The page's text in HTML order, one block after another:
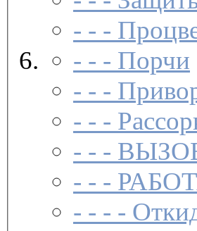
- - -
- - - Порчи
- - -
- - -
- - -
- - -
- - - -